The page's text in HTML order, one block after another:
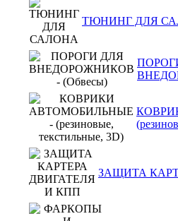
ТЮНИНГ ДЛЯ
ЗАЩИТА